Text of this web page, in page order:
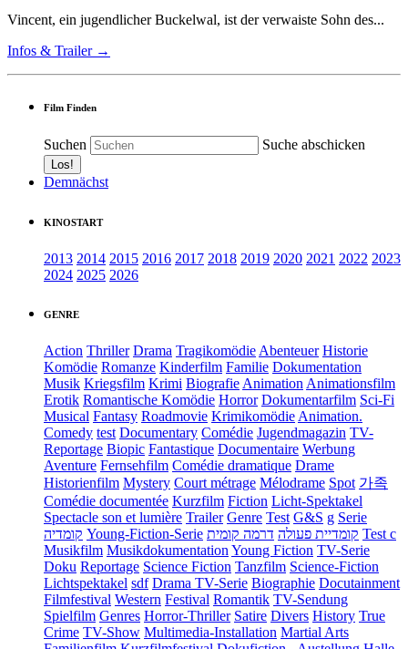
Vincent, ein jugendlicher Buckelwal, ist der verwaiste Sohn des...
Infos & Trailer →
Film Finden
Suchen Suche abschicken
Demnächst
KINOSTART
2013 2014 2015 2016 2017 2018 2019 2020 2021 2022 2023
2024 2025 2026
GENRE
Action Thriller Drama TragikomödieAbenteuer Historie
Komödie Romanze Kinderfilm Familie Dokumentation
Musik Kriegsfilm Krimi BiografieAnimationAnimationsfilm
Erotik Romantische Komödie Horror Dokumentarfilm Sci-Fi
Musical Fantasy Roadmovie KrimikomödieAnimation.
Comedy test Documentary Comédie Jugendmagazin TV-
Reportage Biopic Fantastique Documentaire Werbung
Aventure Fernsehfilm Comédie dramatique Drame
Historienfilm Mystery Court métrage Mélodrame Spot 가족
Comédie documentée Kurzfilm Fiction Licht-Spektakel
Spectacle son et lumière Trailer Genre Test G&S g Serie
קומדיה Young-Fiction-Serie קומדיית פעולה דרמה קומית
Test c
Musikfilm MusikdokumentationYoung Fiction TV-Serie
Doku Reportage Science Fiction Tanzfilm Science-Fiction
Lichtspektakel sdf Drama TV-Serie Biographie Docutainment
Filmfestival Western Festival Romantik TV-Sendung
Spielfilm Genres Horror-Thriller Satire Divers History True
Crime TV-Show Multimedia-Installation Martial Arts